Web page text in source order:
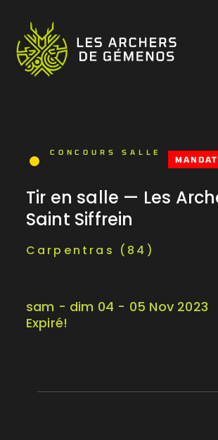
CONCOURS SALLE
MANDAT
sam - dim 04 - 05 Nov 2023
Expiré!
Tir en salle — Les
Saint Siffrein
Carpentras (84)